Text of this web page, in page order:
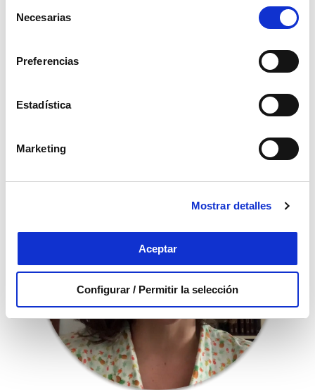
Necesarias
Preferencias
Estadística
Marketing
Mostrar detalles
Aceptar
Configurar / Permitir la selección